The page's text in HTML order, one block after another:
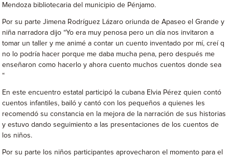
Mendoza bibliotecaria del municipio de Pénjamo.
Por su parte Jimena Rodríguez Lázaro oriunda de Apaseo el Grande y
niña narradora dijo “Yo era muy penosa pero un día nos invitaron a
tomar un taller y me animé a contar un cuento inventado por mí, creí q
no lo podría hacer porque me daba mucha pena, pero después me
enseñaron como hacerlo y ahora cuento muchos cuentos donde sea
“
En este encuentro estatal participó la cubana Elvia Pérez quien contó
cuentos infantiles, bailó y cantó con los pequeños a quienes les
recomendó su constancia en la mejora de la narración de sus historias
y estuvo dando seguimiento a las presentaciones de los cuentos de
los niños.
Por su parte los niños participantes aprovecharon el momento para el